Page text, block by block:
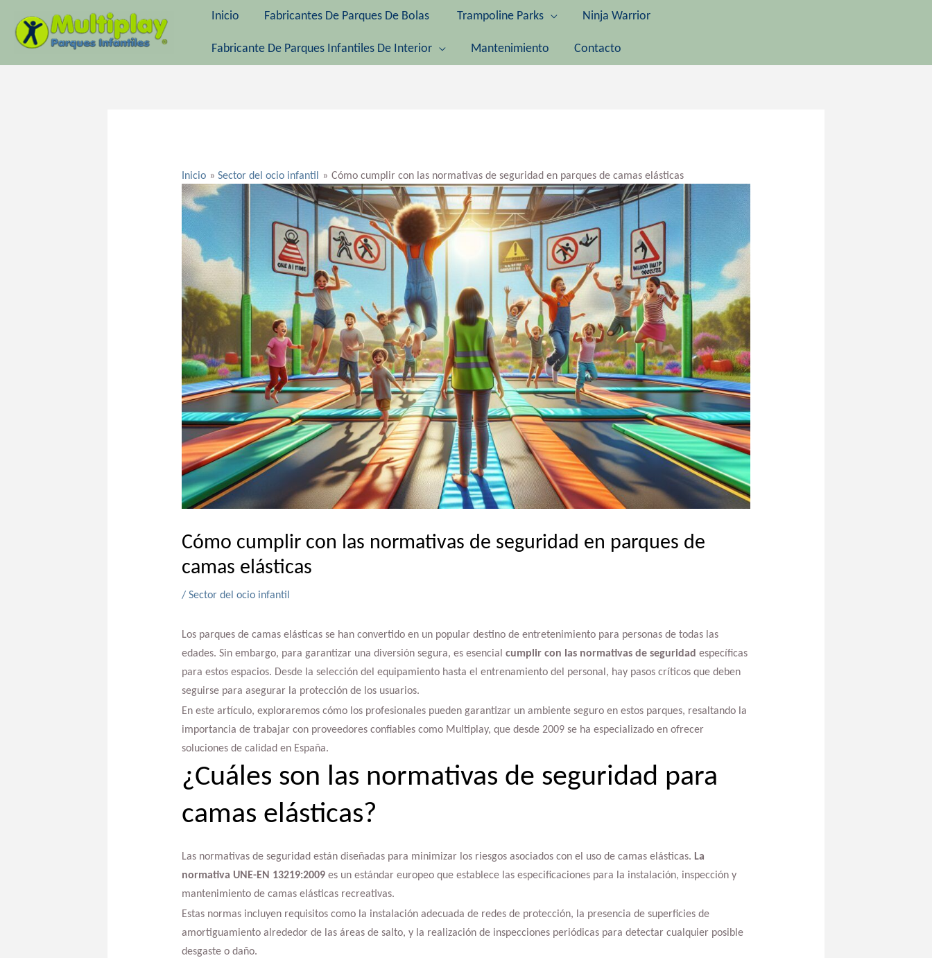
contenido
Inicio Fabricantes De Parques De Bolas Trampoline Parks Ninja Warrior
Fabricante De Parques Infantiles De Interior Mantenimiento Contacto
Inicio Sector del ocio infantil Cómo cumplir con las normativas de seguridad en parques de camas elásticas
Cómo cumplir con las normativas de seguridad en parques de
camas elásticas
/ Sector del ocio infantil
Los parques de camas elásticas se han convertido en un popular destino de entretenimiento para personas de todas las
edades. Sin embargo, para garantizar una diversión segura, es esencial cumplir con las normativas de seguridad específicas
para estos espacios. Desde la selección del equipamiento hasta el entrenamiento del personal, hay pasos críticos que deben
seguirse para asegurar la protección de los usuarios.
En este artículo, exploraremos cómo los profesionales pueden garantizar un ambiente seguro en estos parques, resaltando la
importancia de trabajar con proveedores confiables como Multiplay, que desde 2009 se ha especializado en ofrecer
soluciones de calidad en España.
¿Cuáles son las normativas de seguridad para
camas elásticas?
Las normativas de seguridad están diseñadas para minimizar los riesgos asociados con el uso de camas elásticas. La
normativa UNE-EN 13219:2009es un estándar europeo que establece las especificaciones para la instalación, inspección y
mantenimiento de camas elásticas recreativas.
Estas normas incluyen requisitos como la instalación adecuada de redes de protección, la presencia de superficies de
amortiguamiento alrededor de las áreas de salto, y la realización de inspecciones periódicas para detectar cualquier posible
desgaste o daño.